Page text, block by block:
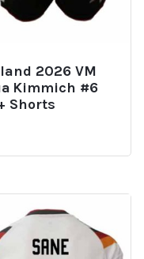
2026 VM
Kimmich #6
Shorts